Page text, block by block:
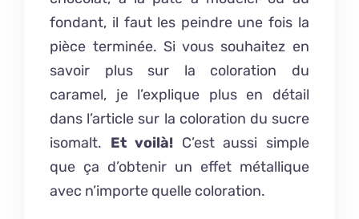
fondant, il faut les peindre une fois la
pièce terminée. Si vous souhaitez en
savoir plus sur la coloration du
caramel, je l’explique plus en détail
dans l’article sur la coloration du sucre
isomalt. Et voilà! C’est aussi simple
que ça d’obtenir un effet métallique
avec n’importe quelle coloration.